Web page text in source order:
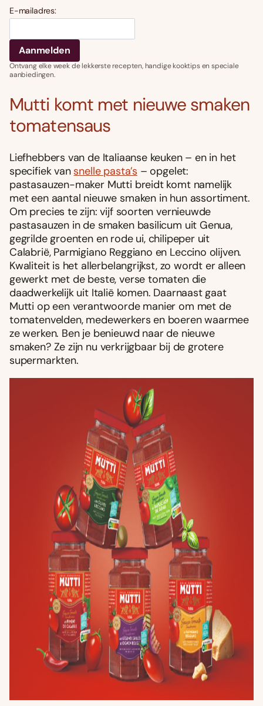
E-mailadres:
Ontvang elke week de lekkerste recepten, handige kooktips en speciale
aanbiedingen.
Mutti komt met nieuwe smaken
tomatensaus
Liefhebbers van de Italiaanse keuken – en in het
specifiek van snelle pasta’s – opgelet:
pastasauzen-maker Mutti breidt komt namelijk
met een aantal nieuwe smaken in hun assortiment.
Om precies te zijn: vijf soorten vernieuwde
pastasauzen in de smaken basilicum uit Genua,
gegrilde groenten en rode ui, chilipeper uit
Calabrië, Parmigiano Reggiano en Leccino olijven.
Kwaliteit is het allerbelangrijkst, zo wordt er alleen
gewerkt met de beste, verse tomaten die
daadwerkelijk uit Italië komen. Daarnaast gaat
Mutti op een verantwoorde manier om met de
tomatenvelden, medewerkers en boeren waarmee
ze werken. Ben je benieuwd naar de nieuwe
smaken? Ze zijn nu verkrijgbaar bij de grotere
supermarkten.